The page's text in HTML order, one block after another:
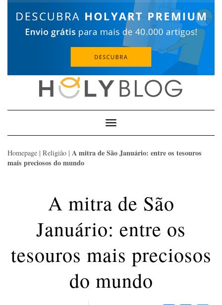
Toggle
Navigation
Homepage | Religião | A mitra de São Januário: entre os tesouros
mais preciosos do mundo
A mitra de São
Januário: entre os
tesouros mais preciosos
do mundo